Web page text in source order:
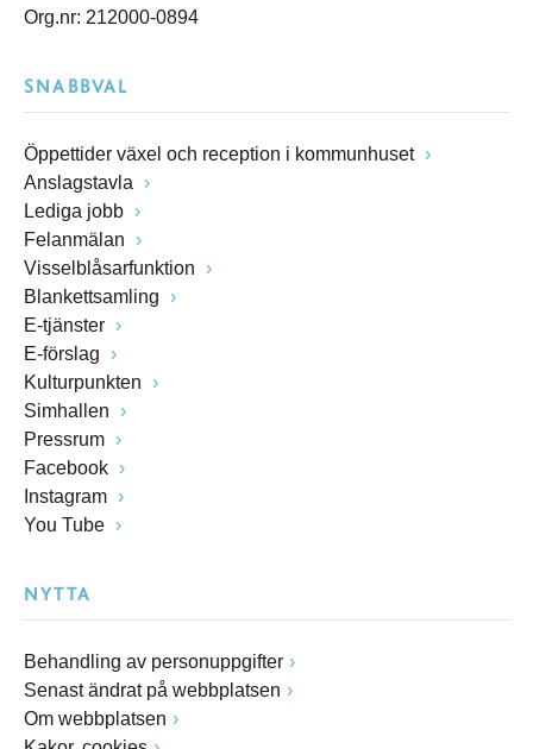
Org.nr: 212000-0894
SNABBVAL
Öppettider växel och reception i kommunhuset
Anslagstavla
Lediga jobb
Felanmälan
Visselblåsarfunktion
Blankettsamling
E-tjänster
E-förslag
Kulturpunkten
Simhallen
Pressrum
Facebook
Instagram
You Tube
NYTTA
Behandling av personuppgifter
Senast ändrat på webbplatsen
Om webbplatsen